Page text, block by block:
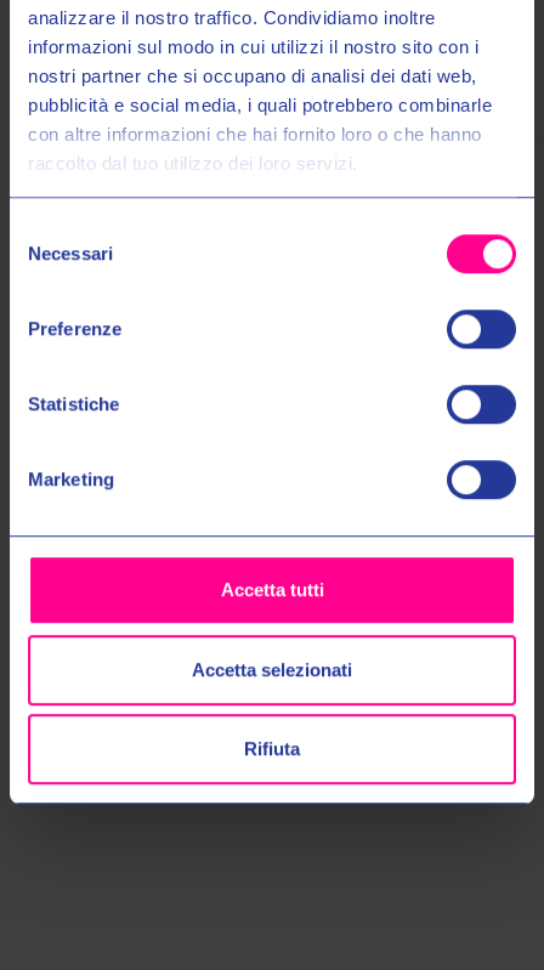
analizzare il nostro traffico. Condividiamo inoltre
informazioni sul modo in cui utilizzi il nostro sito con i
nostri partner che si occupano di analisi dei dati web,
pubblicità e social media, i quali potrebbero combinarle
con altre informazioni che hai fornito loro o che hanno
raccolto dal tuo utilizzo dei loro servizi.
delNecessari
Preferenze
Statistiche
Marketing
Accetta tutti
Accetta selezionati
Rifiuta
Pagamenti
Spidi Sport s.r.l.
PANTALONI 4 SEASON V3 LADY
U160 202
S M XL
Spidi Sport s.r.l.
PANTALONI 4 SEASON V3 U158
026
M L XL XXL 3XL
Entra nel mondo Valeri Sport
Ricevi in anteprima novità, promozioni esclusive e uno
SCONTO DEL 10%sul tuo primo acquisto!
Email:
Autorizzo il trattamento dei miei dati personali nel modo e per gli
scopi indicati nell'Informativa sulla